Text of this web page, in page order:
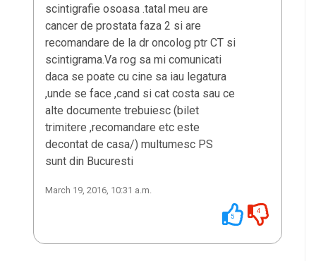
scintigrafie osoasa .tatal meu are
cancer de prostata faza 2 si are
recomandare de la dr oncolog ptr CT si
scintigrama.Va rog sa mi comunicati
daca se poate cu cine sa iau legatura
,unde se face ,cand si cat costa sau ce
alte documente trebuiesc (bilet
trimitere ,recomandare etc este
decontat de casa/) multumesc PS
sunt din Bucuresti
March 19, 2016, 10:31 a.m.
5
4